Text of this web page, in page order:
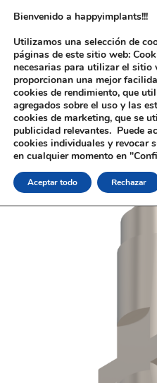
Inicio/Implantología/
Active®/ Análogo Digital Nobel®
Bienvenido a happyimplants!!!
Utilizamos una selección de
páginas de este sitio web:
necesarias para utilizar el sitio
proporcionan una mejor
cookies de rendimiento, que
agregados sobre el uso y las
cookies de marketing, que se
publicidad relevantes. Puede
cookies individuales y revocar
en cualquier momento en
Aceptar todo Rechazar